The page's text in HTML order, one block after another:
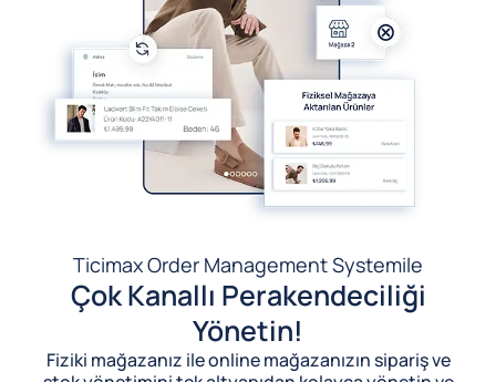
Ticimax Order Management Systemile
Çok Kanallı Perakendeciliği
Yönetin!
Fiziki mağazanız ile online mağazanızın sipariş ve